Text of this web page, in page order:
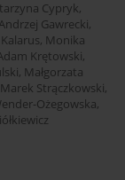
Cypryk,
Gawrecki,
, Monika
Krętowski,
, Małgorzata
Marek Strączkowski,
Ożegowska,